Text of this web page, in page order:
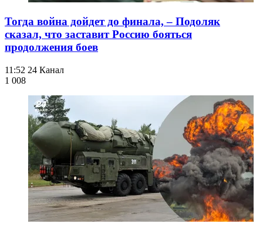
Тогда война дойдет до финала, – Подоляк
сказал, что заставит Россию бояться
продолжения боев
11:52 24 Канал
1 008